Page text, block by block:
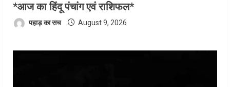
*आज का हिंदू पंचांग एवं राशिफल*
पहाड़ का सच August 9, 2026